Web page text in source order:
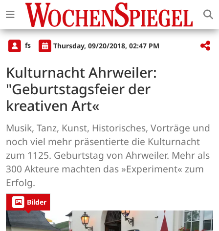
fs Thursday, 09/20/2018, 02:47 PM
Kulturnacht Ahrweiler:
"Geburtstagsfeier der
kreativen Art«
Musik, Tanz, Kunst, Historisches, Vorträge und
noch viel mehr präsentierte die Kulturnacht
zum 1125. Geburtstag von Ahrweiler. Mehr als
300 Akteure machten das »Experiment« zum
Erfolg.
Bilder